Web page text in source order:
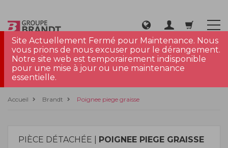
Site Actuellement Fermé pour Maintenance. Nous
vous prions de nous excuser pour le dérangement.
Notre site web est temporairement indisponible
pour une mise à jour ou une maintenance
essentielle.
Accueil Brandt Poignee piege graisse
PIÈCE DÉTACHÉE | POIGNEE PIEGE GRAISSE